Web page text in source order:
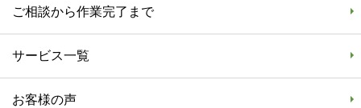
ご相談から作業完了まで
サービス一覧
お客様の声